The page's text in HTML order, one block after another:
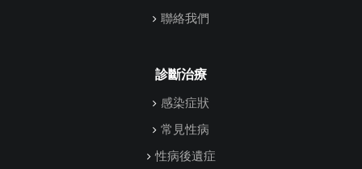
聯絡我們
診斷治療
感染症狀
常見性病
性病後遺症